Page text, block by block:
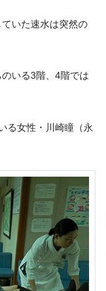
いた速水は突然の
いる3階、4階では
る女性・川崎瞳（永